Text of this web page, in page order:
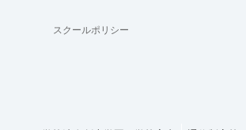
スクールポリシー